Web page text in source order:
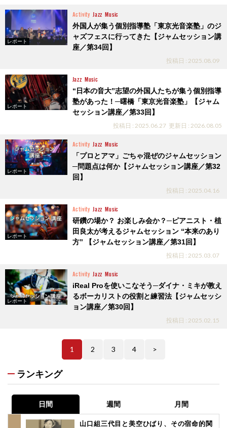
レポート
Activity Jazz Music
外国人が集う個別指導塾「東京光音楽塾」のジ
ャズフェスに行ってきた【ジャムセッション講
座／第34回】
投稿日 : 2025.08.09
レポート
Jazz Music
“日本の音大”志望の外国人たちが集う個別指導
塾があった！─曙橋「東京光音楽塾」【ジャム
セッション講座／第33回】
投稿日 : 2025.06.27 更新日 : 2026.08.05
レポート
Activity Jazz Music
「プロとアマ」ごちゃ混ぜのジャムセッション
─問題点は何か【ジャムセッション講座／第32
回】
投稿日 : 2025.04.16
レポート
Activity Jazz Music
研鑽の場か？ お楽しみ会か？─ピアニスト・植
田良太が考えるジャムセッション “本来のあり
方” 【ジャムセッション講座／第31回】
投稿日 : 2025.03.07
レポート
Activity Jazz Music
iReal Proを使いこなそう─ダイナ・ミキが教え
るボーカリストの役割と練習法【ジャムセッシ
ョン講座／第30回】
投稿日 : 2025.02.15
1 2 3 4 >
ランキング
日間 週間 月間
山口組三代目と美空ひばり、その宿命的関